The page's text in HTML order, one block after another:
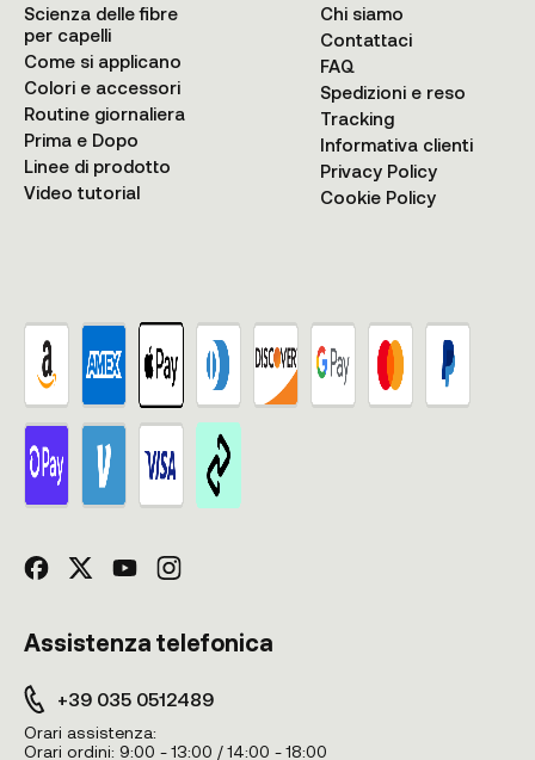
Scienza delle fibre
per capelli
Come si applicano
Colori e accessori
Routine giornaliera
Prima e Dopo
Linee di prodotto
Video tutorial
Chi siamo
Contattaci
FAQ
Spedizioni e reso
Tracking
Informativa clienti
Privacy Policy
Cookie Policy
Assistenza telefonica
+39 035 0512489
Orari assistenza:
Orari ordini: 9:00 - 13:00 / 14:00 - 18:00